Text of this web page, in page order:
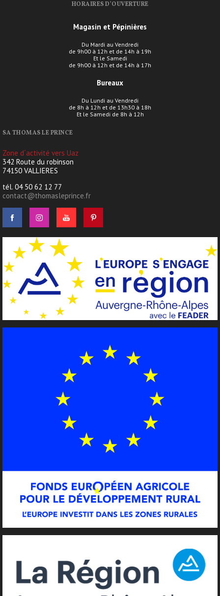
HORAIRES D’OUVERTURE
Magasin et Pépinières
Du Mardi au Vendredi
de 9h00 à 12h et de 14h à 19h
Et le Samedi
de 9h00 à 12h et de 14h à 17h
Bureaux
Du Lundi au Vendredi
de 8h à 12h et de 13h30 à 18h
Et le Samedi de 8h à 12h
SA THOMAS LE PRINCE
Zone d´activité vers Uaz
342 Route du robinson
74150 VALLIERES
tél. 04 50 62 12 77
contact@thomasleprince.fr